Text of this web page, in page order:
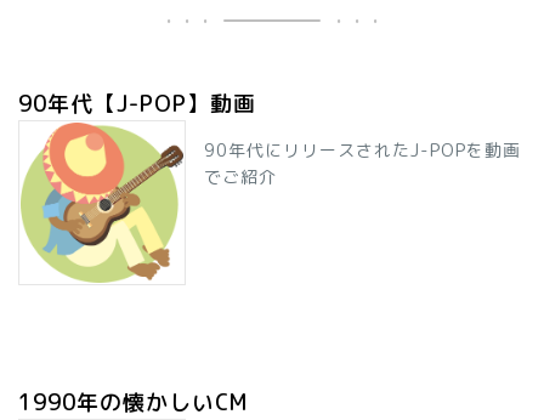
90年代【J-POP】動画
90年代にリリースされたJ-POPを動画
でご紹介
1990年の懐かしいCM